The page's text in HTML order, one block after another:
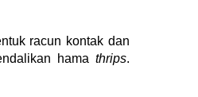
racun kontak dan
hama thrips.